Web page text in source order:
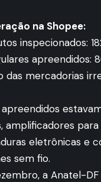
na Shopee:
inspecionados:
apreendidos:
das mercadorias
amplificadores
eletrônicas e
sem fio.
a Anatel-